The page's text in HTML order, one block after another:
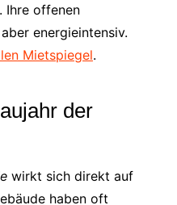
Ihre offenen
energieintensiv.
Mietspiegel.
der
wirkt sich direkt auf
haben oft